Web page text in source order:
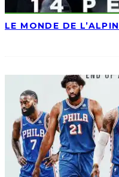
LE MONDE DE